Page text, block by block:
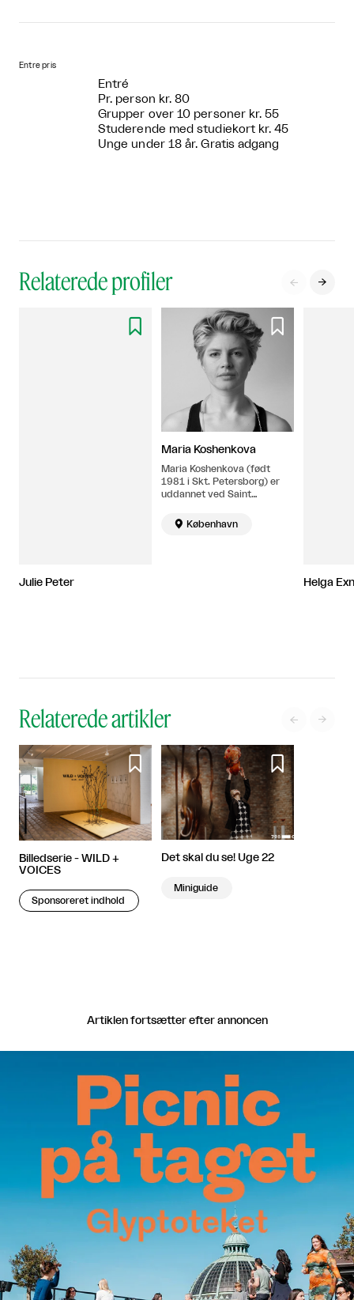
Entre pris
Entré
Pr. person kr. 80
Grupper over 10 personer kr. 55
Studerende med studiekort kr. 45
Unge under 18 år. Gratis adgang
Relaterede profiler  

Julie Peter

Maria Koshenkova
Maria Koshenkova (født
1981 i Skt. Petersborg) er
uddannet ved Saint
Academy of Art and Design
(1998 – 2004) og Det
 København
Helga
Relaterede artikler  

Billedserie - WILD +
VOICES
Sponsoreret indhold

Det skal du se! Uge 22
Miniguide
Artiklen fortsætter efter annoncen